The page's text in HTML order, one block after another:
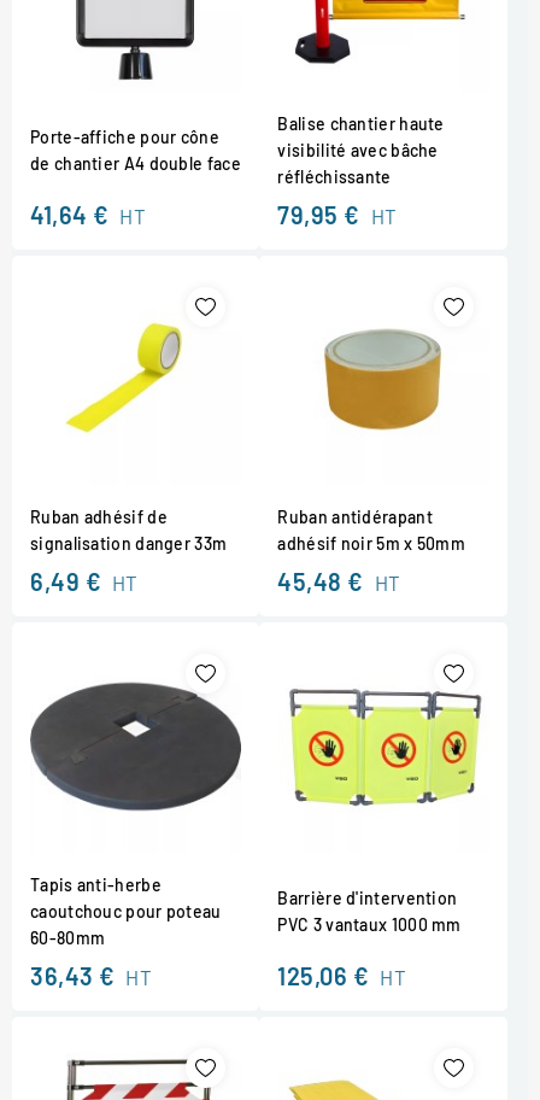
Porte-affiche pour cône
de chantier A4 double face
41,64 € HT
Balise chantier haute
visibilité avec bâche
réfléchissante
79,95 € HT
Ruban adhésif de
signalisation danger 33m
6,49 € HT
Ruban antidérapant
adhésif noir 5m x 50mm
45,48 € HT
Tapis anti-herbe
caoutchouc pour poteau
60-80mm
36,43 € HT
Barrière d'intervention
PVC 3 vantaux 1000 mm
125,06 € HT